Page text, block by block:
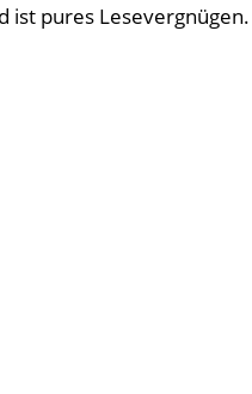
ist pures Lesevergnügen.